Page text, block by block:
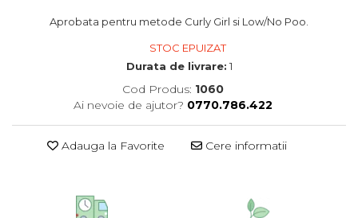
Aprobata pentru metode Curly Girl si Low/No Poo.
STOC EPUIZAT
Durata de livrare: 1
Cod Produs: 1060
Ai nevoie de ajutor? 0770.786.422
Adauga la Favorite Cere informatii